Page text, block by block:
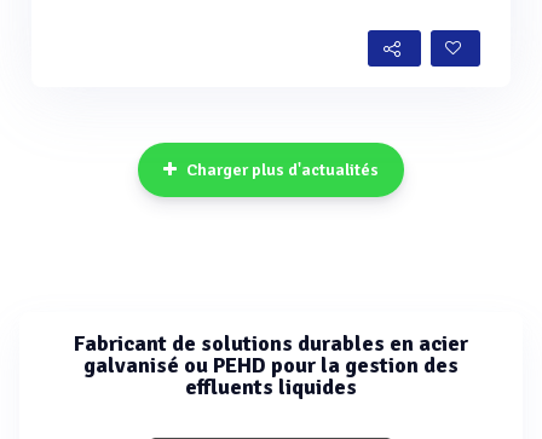
Charger plus d'actualités
Fabricant de solutions durables en acier
galvanisé ou PEHD pour la gestion des
effluents liquides